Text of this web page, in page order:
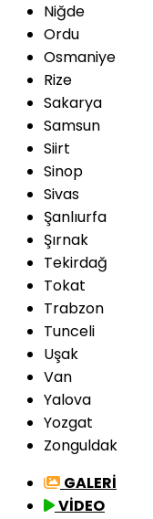
Niğde
Ordu
Osmaniye
Rize
Sakarya
Samsun
Siirt
Sinop
Sivas
Şanlıurfa
Şırnak
Tekirdağ
Tokat
Trabzon
Tunceli
Uşak
Van
Yalova
Yozgat
Zonguldak
GALERİ
VİDEO